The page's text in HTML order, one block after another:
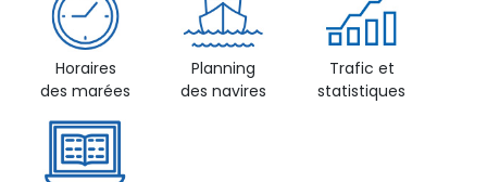
Horaires
des marées
Planning
des navires
Trafic et
statistiques